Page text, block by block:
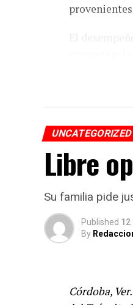
UNCATEGORIZED
Libre
Su familia pide
Published 12
By
Córdoba, Ver.